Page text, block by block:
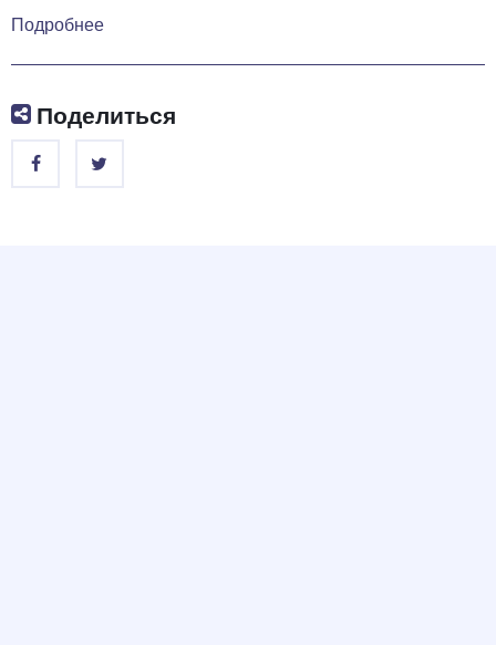
Подробнее
Поделиться